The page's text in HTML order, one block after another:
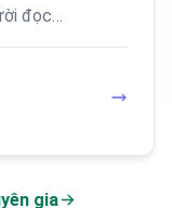
đọc…
gia